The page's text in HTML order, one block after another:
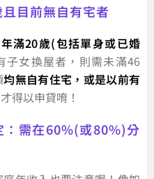
目前無自有宅者
年滿20歲(包括單身或已婚
子女換屋者，則需未滿46
均無自有住宅，或是以前有
才得以申貸唷！
：需在60%(或80%)分